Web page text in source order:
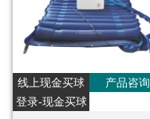
线上现金买球
登录-现金买球
产品咨询